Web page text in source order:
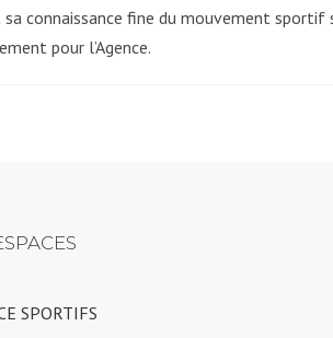
connaissance fine du mouvement
pour l’Agence.
SPORTIFS